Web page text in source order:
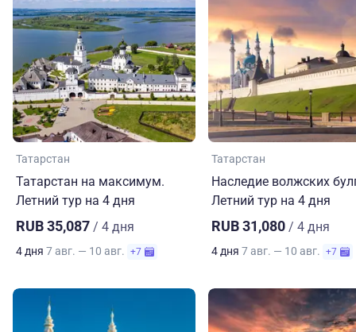
Татарстан
Татарстан на максимум.
Летний тур на 4 дня
RUB 35,087 / 4 дня
4 дня 7 авг. — 10 авг. +7
Татарстан
Наследие волжских
Летний тур на 4 дня
RUB 31,080 / 4 дня
4 дня 7 авг. — 10 авг. +7